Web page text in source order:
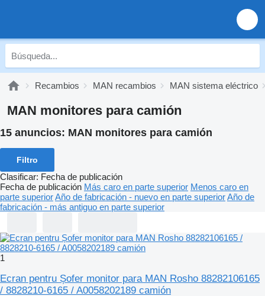
Recambios MAN recambios MAN sistema eléctrico
MAN monitores para camión
15 anuncios: MAN monitores para camión
Filtro
Clasificar: Fecha de publicación
Fecha de publicación Más caro en parte superior Menos caro en
parte superiorAño de fabricación - nuevo en parte superiorAño de
fabricación - más antiguo en parte superior
1
Ecran pentru Șofer monitor para MAN Rosho 88282106165
/ 8828210-6165 / A0058202189 camión